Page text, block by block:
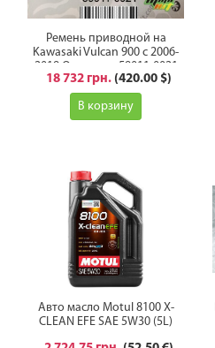
Ремень приводной на
Kawasaki Vulcan 900 с 2006-
2019 Оригинал 59011-0021
18 732 грн. (420.00 $)
В корзину
Авто масло Motul 8100 X-
CLEAN EFE SAE 5W30 (5L)